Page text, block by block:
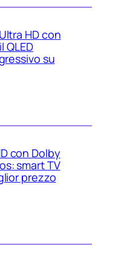
HD con
QLED
su
con Dolby
smart TV
prezzo